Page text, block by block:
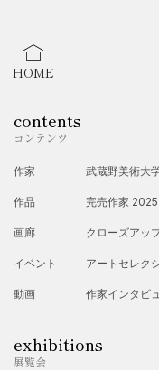
HOME
contents
コンテンツ
作家
作品
画廊
イベント
動画
武蔵野美術大
完売作家 2025
クローズアッ
アートセレク
作家インタビ
exhibitions
展覧会